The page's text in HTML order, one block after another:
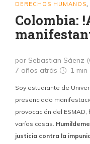
DERECHOS HUMANOS
Colombia:
por Sebastian Sáenz
7 años atrás
1 min
Soy estudiante de
presenciado
provocación del
varías cosas.
justicia contra la